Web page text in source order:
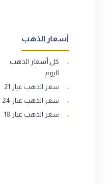
أسعار الذهب
كل أسعار الذهب
اليوم
سعر الذهب عيار 21
سعر الذهب عيار 24
سعر الذهب عيار 18